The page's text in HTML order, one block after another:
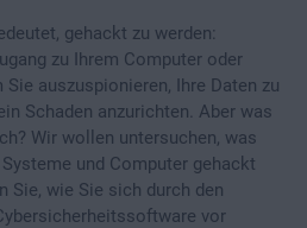
gehackt zu werden:
zu Ihrem Computer oder
auszuspionieren, Ihre Daten zu
Schaden anzurichten. Aber was
Wir wollen untersuchen, was
und Computer gehackt
Sie, wie Sie sich durch den
vor